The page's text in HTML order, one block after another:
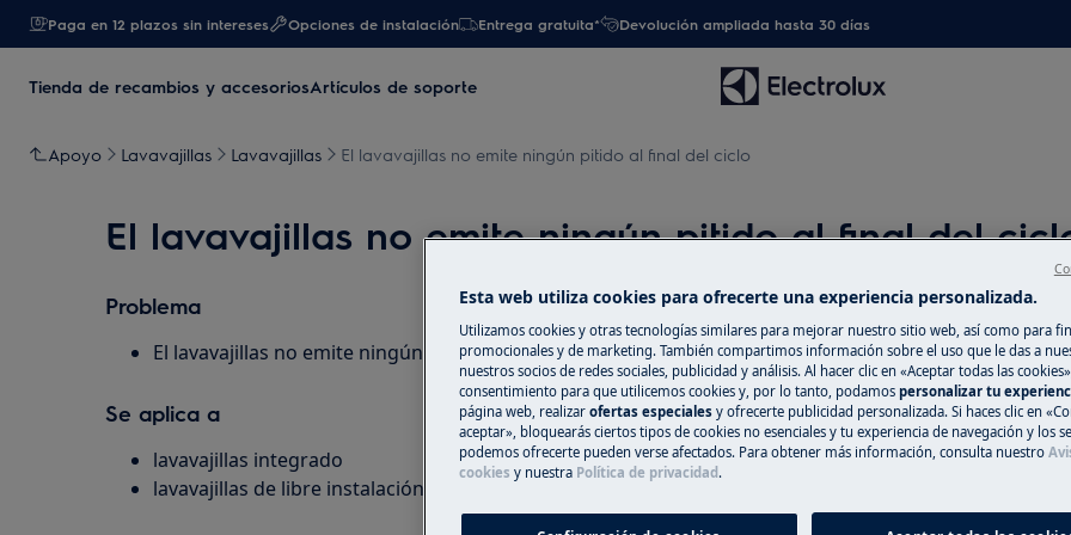
Paga en 12 plazos sin intereses Opciones de instalación Entrega gratuita* Devolución ampliada hasta 30 días
Tienda de recambios y accesoriosArtículos de soporte
Apoyo Lavavajillas Lavavajillas El lavavajillas no emite ningún pitido al final del ciclo
El lavavajillas no emite ningún pitido al final del
Problema
El lavavajillas no emite ningún pitido al final del ciclo
Se aplica a
lavavajillas integrado
lavavajillas de libre instalación
Repuestos y
Encuentra
electrodoméstico
recíbelos
A la tienda en
Esta web utiliza cookies para ofrecerte una experiencia personalizada.
Utilizamos cookies y otras tecnologías similares para mejorar nuestro sitio web, así como para
promocionales y de marketing. También compartimos información sobre el uso que le das a
nuestros socios de redes sociales, publicidad y análisis. Al hacer clic en «Aceptar todas las
consentimiento para que utilicemos cookies y, por lo tanto, podamos personalizar tu
página web, realizar ofertas especiales y ofrecerte publicidad personalizada. Si haces clic en
aceptar», bloquearás ciertos tipos de cookies no esenciales y tu experiencia de navegación y los
podemos ofrecerte pueden verse afectados. Para obtener más información, consulta nuestro
cookies y nuestra Política de privacidad.